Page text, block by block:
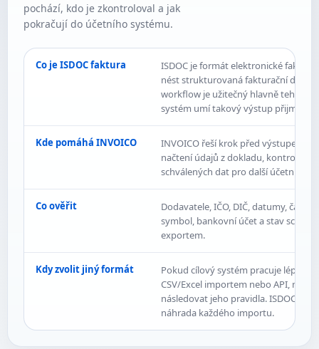
pochází, kdo je zkontroloval a jak
pokračují do účetního systému.
Co je ISDOC faktura
ISDOC je formát elektronické
nést strukturovaná fakturační data.
workflow je užitečný hlavně tehdy,
systém umí takový výstup přijmout.
Kde pomáhá INVOICO
INVOICO řeší krok před výstupem:
načtení údajů z dokladu, kontrolu
schválených dat pro další účetní
Co ověřit
Dodavatele, IČO, DIČ, datumy,
symbol, bankovní účet a stav
exportem.
Kdy zvolit jiný formát
Pokud cílový systém pracuje lépe s
CSV/Excel importem nebo API, má
následovat jeho pravidla. ISDOC
náhrada každého importu.